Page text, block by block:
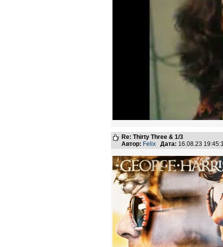
Re: Thirty Three & 1/3
Автор: Felix Дата: 16.08.23